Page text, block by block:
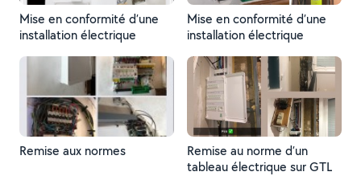
Mise en conformité d’une
installation électrique
Mise en conformité d’une
installation électrique
Remise aux normes
Remise au norme d’un
tableau électrique sur GTL